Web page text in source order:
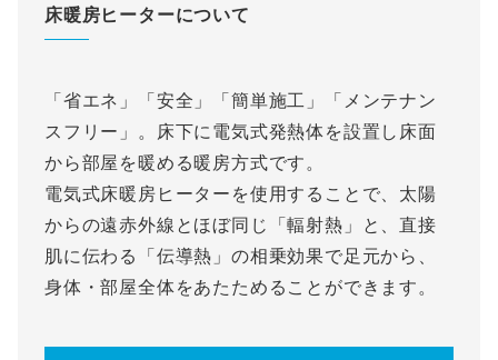
床暖房ヒーターについて
「省エネ」「安全」「簡単施工」「メンテナン
スフリー」。床下に電気式発熱体を設置し床面
から部屋を暖める暖房方式です。
電気式床暖房ヒーターを使用することで、太陽
からの遠赤外線とほぼ同じ「輻射熱」と、直接
肌に伝わる「伝導熱」の相乗効果で足元から、
身体・部屋全体をあたためることができます。